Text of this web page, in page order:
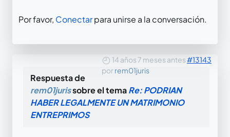
Por favor, Conectarpara unirse a la conversación.
14 años 7 meses antes#13143
porrem01juris
Respuesta de
rem01jurissobre el temaRe: PODRIAN
HABER LEGALMENTE UN MATRIMONIO
ENTREPRIMOS